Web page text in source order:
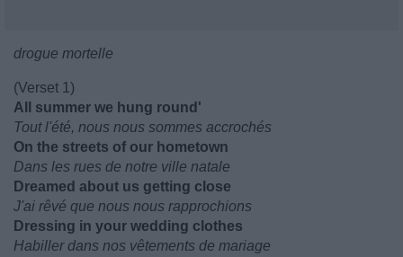
drogue mortelle
(Verset 1)
All summer we hung round'
Tout l'été, nous nous sommes accrochés
On the streets of our hometown
Dans les rues de notre ville natale
Dreamed about us getting close
J'ai rêvé que nous nous rapprochions
Dressing in your wedding clothes
Habiller dans nos vêtements de mariage